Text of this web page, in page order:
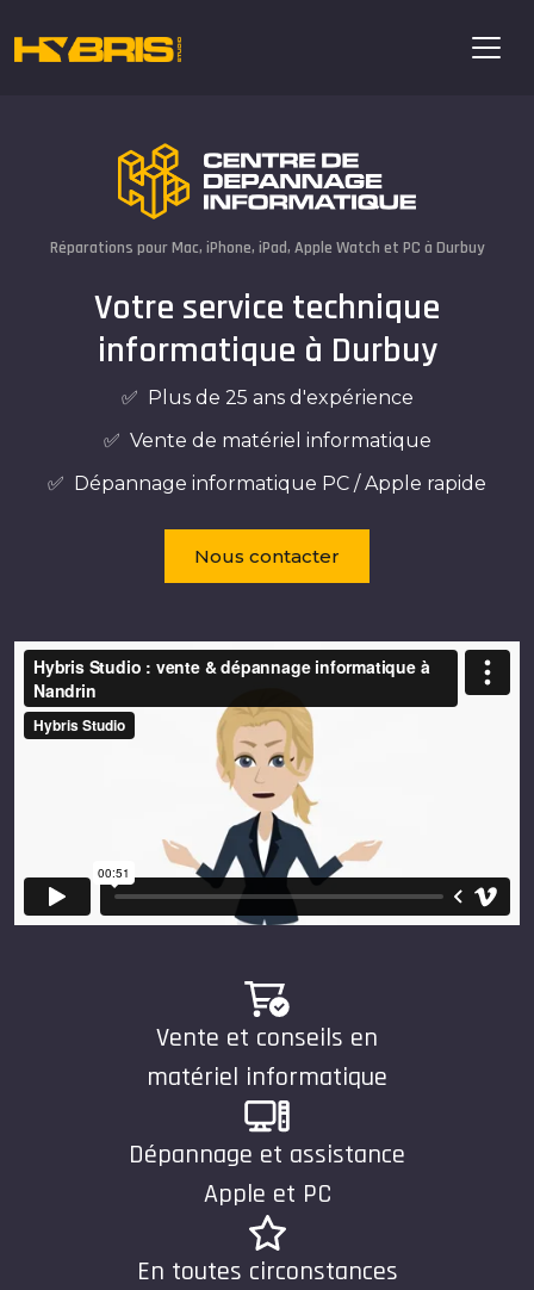
Réparations pour Mac, iPhone, iPad, Apple Watch et PC à Durbuy
Votre service technique
informatique à Durbuy
✅ Plus de 25 ans d'expérience
✅ Vente de matériel informatique
✅ Dépannage informatique PC / Apple rapide
Nous contacter
Vente et conseils en
matériel informatique
Dépannage et assistance
Apple et PC
En toutes circonstances